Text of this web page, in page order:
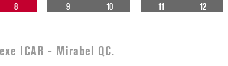
8 9 10 11 12
ICAR - Mirabel QC.